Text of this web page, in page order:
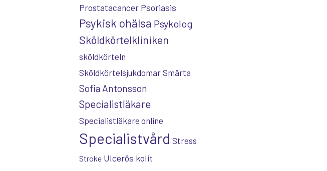
Prostatacancer Psoriasis
Psykisk ohälsa Psykolog
Sköldkörtelkliniken
sköldkörteln
Sköldkörtelsjukdomar Smärta
Sofia Antonsson
Specialistläkare
Specialistläkare online
Specialistvård Stress
Stroke Ulcerös kolit